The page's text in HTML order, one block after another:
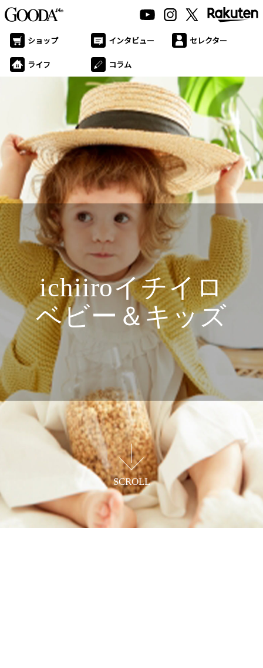
ショップ インタビュー セレクター
ライフ コラム
ichiiroイチイロ
ベビー＆キッズ
SCROLL
毎日の暮らしが少し便利になり
親子で笑顔になれるグッズを提供